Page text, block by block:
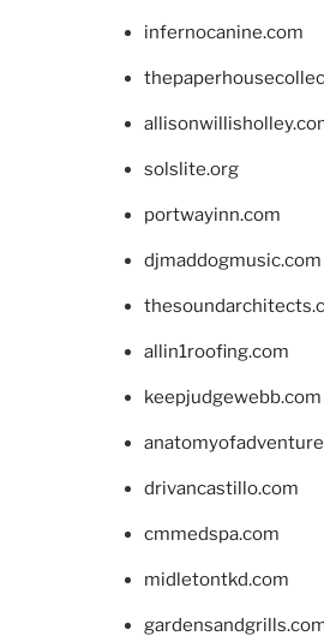
infernocanine.com
solslite.org
portwayinn.com
djmaddogmusic.com
allin1roofing.com
keepjudgewebb.com
drivancastillo.com
cmmedspa.com
midletontkd.com